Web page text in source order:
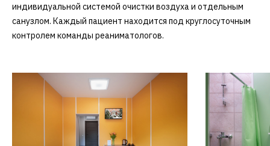
индивидуальной системой очистки воздуха и отдельным
санузлом. Каждый пациент находится под круглосуточным
контролем команды реаниматологов.